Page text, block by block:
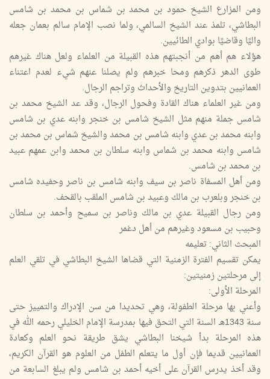
ومن المزارع الشيخ حمود بن محمد بن شماس بن محمد بن شامس
البطاشي، تلمذ عند الشيخ السالمي، ولما نصب الإمام سالم بعمان جعله
واليًا وقاضيًا بوادي الطائيين.
هؤلاء هم أهم من أنجبتهم هذه القبيلة من العلماء ولعل هناك غيرهم
طوى الدهر ذكرهم ومحا خبرهم ولم يصلنا عنهم شيء لعدم اعتناء
العمانيين بتدوين التاريخ والأحداث وتراجم الرجال.
ومن غير العلماء هناك القادة وفحول الرجال، وقد عد الشيخ محمد بن
شامس جملة منهم مثل الشيخ شامس بن خنجر وابنه عدي بن شامس
وابنه محمد بن عدي وابنه شامس بن محمد والشيخ شماس بن محمد بن
شامس وابنه محمد بن شماس وابنه سلطان بن محمد وابن عمهم عبيد
بن محمد بن شامس.
ومن أهل المسفاة ناصر بن سيف وابنه شامس بن ناصر وحفيده شامس
بن خنجر وبلعرب بن مالك وعبيد بن شامس الملقب بالقحف.
ومن رجال القبيلة عدي بن مالك وناصر بن سميح وأحمد بن سلطان
وحبيب بن مسعود وغيرهم من أهل دغمر
المبحث الثاني: تعليمه
يمكن تقسيم الفترة الزمنية التي قضاها الشيخ البطاشي في تلقي العلم
إلى مرحلتين زمنيتين:
المرحلة الأولى:
وأعني بها مرحلة الطفولة، وهي تحديدا من سن الإدراك والتمييز حتى
سنة 1343هـ السنة التي التحق فيها بمدرسة الإمام الخليلي رحمه الله في
هذه المرحلة بدأ شيخنا البطاشي يشق طريقة نحو العلم وكعادة
العمانيين قديما فإن أول ما يتعلم الطفل من العلوم هو القرآن الكريم،
وقد أخذ يدرس القرآن على أخيه أحمد بن شامس ولم يبلغ السابعة من